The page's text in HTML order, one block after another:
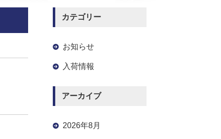
カテゴリー
お知らせ
入荷情報
アーカイブ
2026年8月